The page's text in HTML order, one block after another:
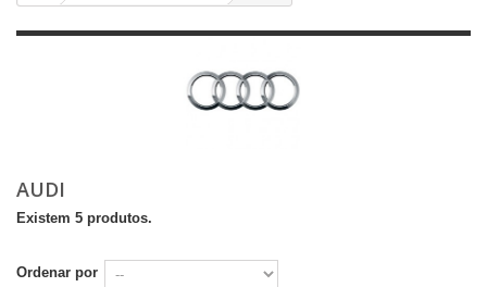
AUDI
Existem 5 produtos.
Ordenar por